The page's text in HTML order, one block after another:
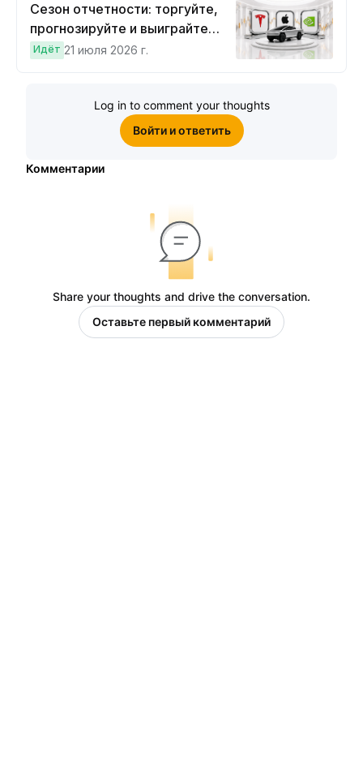
Сезон отчетности: торгуйте,
прогнозируйте и выиграйте
Cybertruck!
Идёт 21 июля 2026 г.
Log in to comment your thoughts
Войти и ответить
Комментарии
Share your thoughts and drive the conversation.
Оставьте первый комментарий